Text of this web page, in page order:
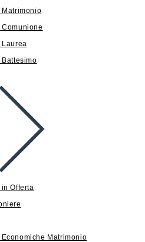
Matrimonio
Comunione
Laurea
Battesimo
Offerta
Economiche Matrimonio